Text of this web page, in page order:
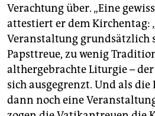
Verachtung über. „Eine
attestiert er dem Kirchentag:
Veranstaltung grundsätzlich
Papsttreue, zu wenig
althergebrachte Liturgie –
sich ausgegrenzt. Und als
dann noch eine